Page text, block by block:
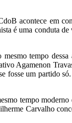
acontece em
é uma conduta de
tempo dessa
Agamenon
fosse um partido
tempo
Carvalho